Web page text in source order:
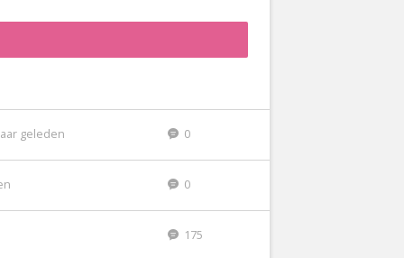
geleden 0
0
175